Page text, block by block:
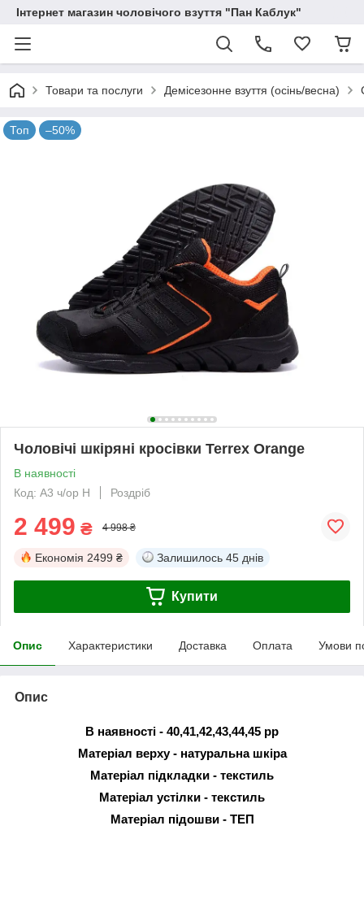
Інтернет магазин чоловічого взуття "Пан Каблук"
Товари та послуги Демісезонне взуття (осінь/весна)
Топ –50%
Чоловічі шкіряні кросівки Terrex Orange
В наявності
Код: A3 ч/ор Н
Роздріб
2 499 ₴ 4 998 ₴
Економія 2499 ₴ Залишилось 45 днів
Купити
Опис Характеристики Доставка Оплата Умови
Опис
В наявності - 40,41,42,43,44,45 рр
Матеріал верху - натуральна шкіра
Матеріал підкладки - текстиль
Матеріал устілки - текстиль
Матеріал підошви - ТЕП